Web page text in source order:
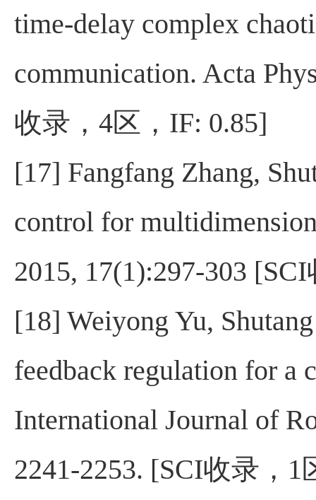
time-delay complex
communication. Acta
收录， 4区， IF: 0.85]
[17] Fangfang Zhang,
control for
2015, 17(1):297-303 [SCI
[18] Weiyong Yu,
feedback regulation for a
International Journal of
2241-2253. [SCI收录， 1